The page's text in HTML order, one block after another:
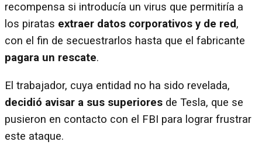
recompensa si introducía un virus que permitiría a
los piratas extraer datos corporativos y de red,
con el fin de secuestrarlos hasta que el fabricante
pagara un rescate.
El trabajador, cuya entidad no ha sido revelada,
decidió avisar a sus superiores de Tesla, que se
pusieron en contacto con el FBI para lograr frustrar
este ataque.